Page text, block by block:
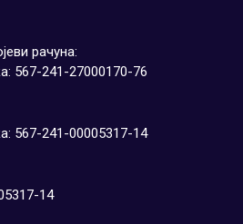
рачуна:
567-241-27000170-76
567-241-00005317-14
14